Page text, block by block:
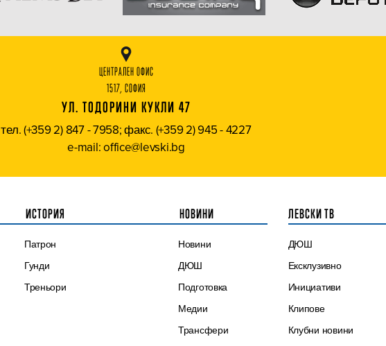
ЦЕНТРАЛЕН ОФИС
1517, СОФИЯ
УЛ. ТОДОРИНИ КУКЛИ 47
тел. (+359 2) 847 - 7958; факс. (+359 2) 945 - 4227
e-mail: office@levski.bg
ИСТОРИЯ
Патрон
Гунди
Треньори
НОВИНИ
Новини
ДЮШ
Подготовка
Медии
Трансфери
ЛЕВСКИ ТВ
ДЮШ
Ексклузивно
Инициативи
Клипове
Клубни новини